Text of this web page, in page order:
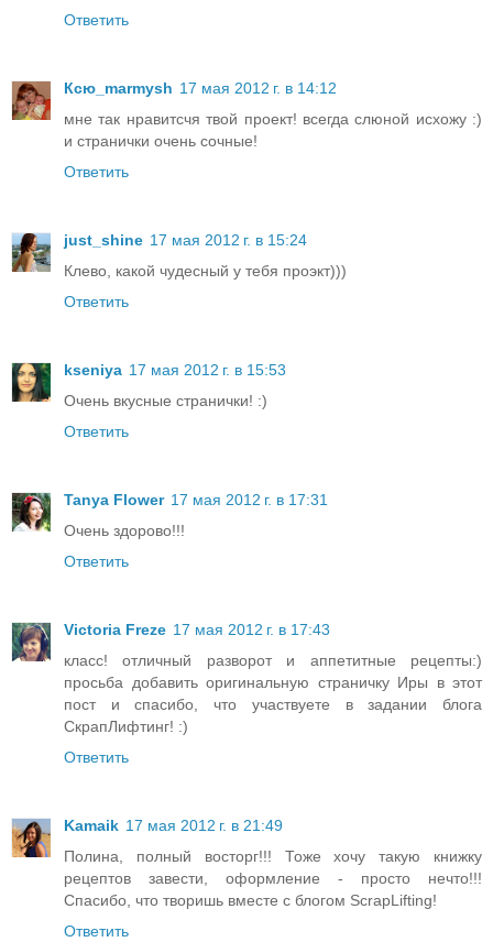
Ответить
Ксю_marmysh 17 мая 2012 г. в 14:12
мне так нравитсчя твой проект! всегда слюной исхожу :)
и странички очень сочные!
Ответить
just_shine 17 мая 2012 г. в 15:24
Клево, какой чудесный у тебя проэкт)))
Ответить
kseniya 17 мая 2012 г. в 15:53
Очень вкусные странички! :)
Ответить
Tanya Flower 17 мая 2012 г. в 17:31
Очень здорово!!!
Ответить
Victoria Freze 17 мая 2012 г. в 17:43
класс! отличный разворот и аппетитные рецепты:)
просьба добавить оригинальную страничку Иры в этот
пост и спасибо, что участвуете в задании блога
СкрапЛифтинг! :)
Ответить
Kamaik 17 мая 2012 г. в 21:49
Полина, полный восторг!!! Тоже хочу такую книжку
рецептов завести, оформление - просто нечто!!!
Спасибо, что творишь вместе с блогом ScrapLifting!
Ответить